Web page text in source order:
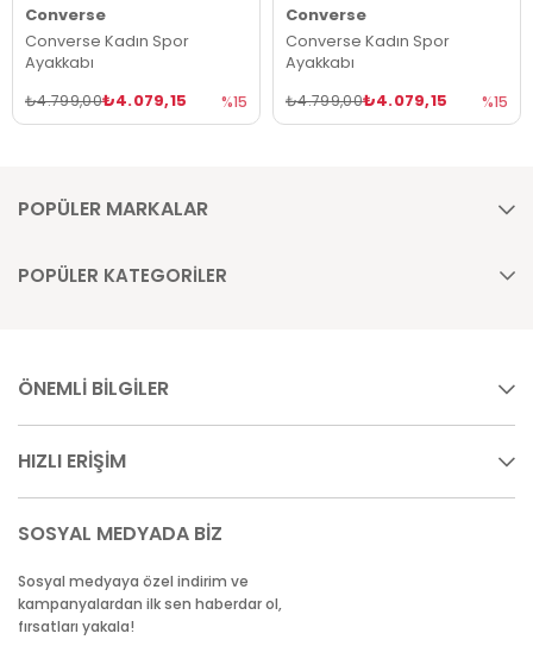
Converse
Converse Kadın Spor
Ayakkabı
₺4.079,15
₺4.799,00 %15
Converse
Converse Kadın Spor
Ayakkabı
₺4.079,15
₺4.799,00 %15
POPÜLER MARKALAR
POPÜLER KATEGORİLER
ÖNEMLİ BİLGİLER
HIZLI ERİŞİM
SOSYAL MEDYADA BİZ
Sosyal medyaya özel indirim ve
kampanyalardan ilk sen haberdar ol,
fırsatları yakala!